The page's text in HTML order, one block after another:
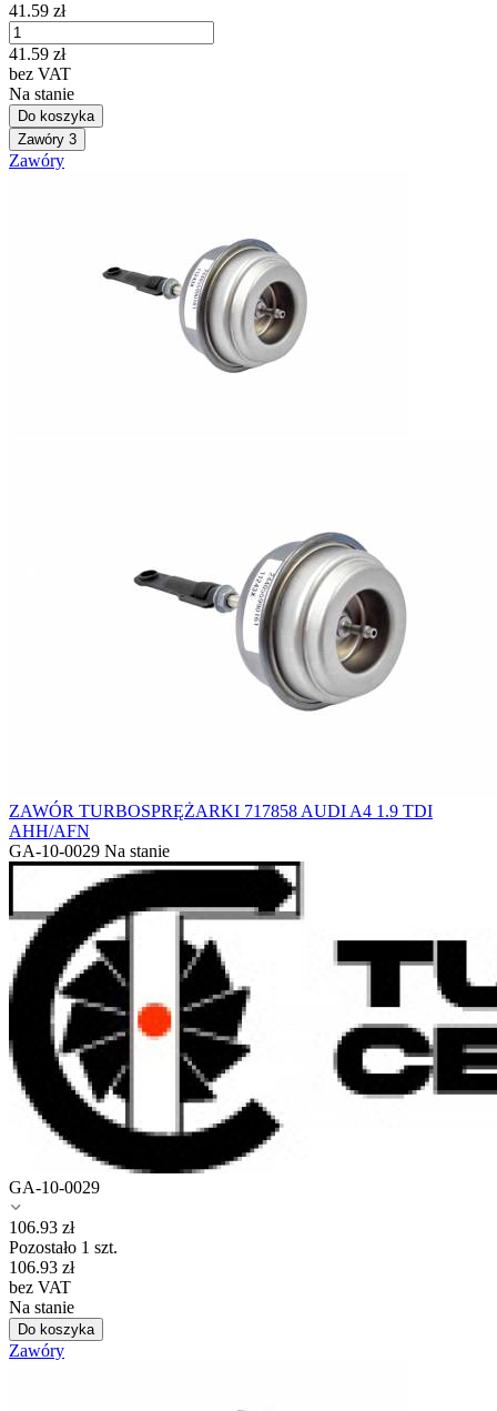
41.59 zł
41.59 zł
bez VAT
Na stanie
Do koszyka
Zawóry 3
Zawóry
ZAWÓR TURBOSPRĘŻARKI 717858 AUDI A4 1.9 TDI
AHH/AFN
GA-10-0029 Na stanie
GA-10-0029
106.93 zł
Pozostało 1 szt.
106.93 zł
bez VAT
Na stanie
Do koszyka
Zawóry